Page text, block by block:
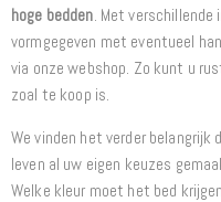
hoge bedden . Met
vormgegeven met eventueel
via onze webshop. Zo kunt u
zoal te koop is.
We vinden het verder belangrijk
leven al uw eigen keuzes
Welke kleur moet het bed